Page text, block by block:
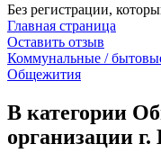
Без регистрации,
Главная страница
Оставить отзыв
Коммунальные /
Общежития
В категории
организации